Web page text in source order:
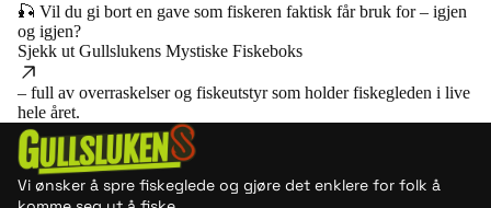
🎣 Vil du gi bort en gave som fiskeren faktisk får bruk for – igjen
og igjen?
Sjekk ut Gullslukens Mystiske Fiskeboks
– full av overraskelser og fiskeutstyr som holder fiskegleden i live
hele året.
Vi ønsker å spre fiskeglede og gjøre det enklere for folk å